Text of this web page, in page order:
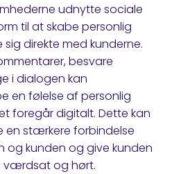
udnytte sociale
til at skabe personlig
direkte med kunderne.
besvare
i dialogen kan
en følelse af personlig
foregår digitalt. Dette kan
stærkere forbindelse
og kunden og give kunden
og hørt.